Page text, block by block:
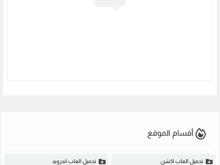
أقسام الموقع
تحميل العاب اكشن تحميل العاب اندرويد